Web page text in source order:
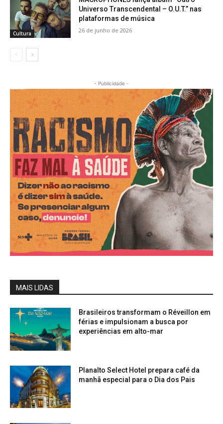
Cultura
Universo Transcendental – O.U.T.” nas
plataformas de música
26 de junho de 2026
- Publicidade -
MAIS LIDAS
Brasileiros transformam o Réveillon em
férias e impulsionam a busca por
experiências em alto-mar
Planalto Select Hotel prepara café da
manhã especial para o Dia dos Pais